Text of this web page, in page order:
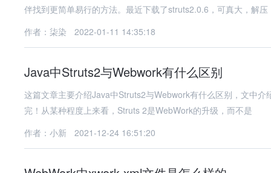
伴找到更简单易行的方法。最近下载了struts2.0.6，可真大，解压
作者：柒染
2022-01-11 14:35:18
Java中Struts2与Webwork有什么区别
这篇文章主要介绍Java中Struts2与Webwork有什么区别，文中
完！从某种程度上来看，Struts 2是WebWork的升级，而不是
作者：小新
2021-12-24 16:51:20